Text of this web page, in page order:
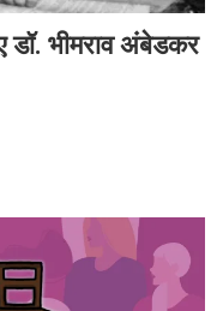
डॉ. भीमराव अंबेडकर